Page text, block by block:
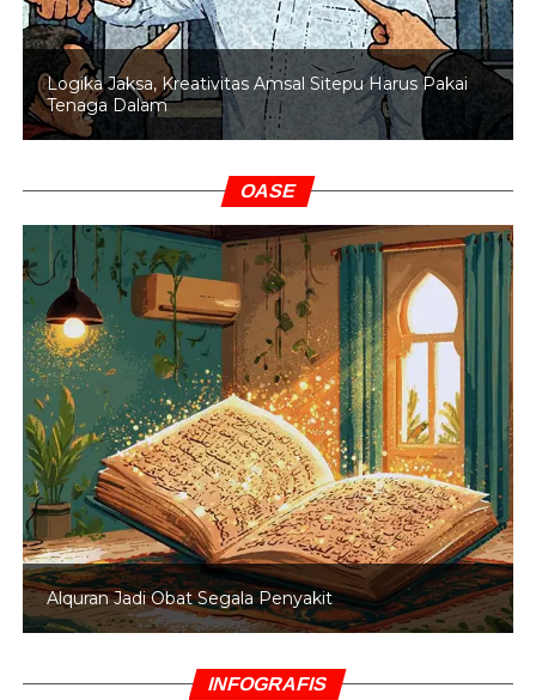
Logika Jaksa, Kreativitas Amsal Sitepu Harus Pakai
Tenaga Dalam
OASE
Alquran Jadi Obat Segala Penyakit
INFOGRAFIS